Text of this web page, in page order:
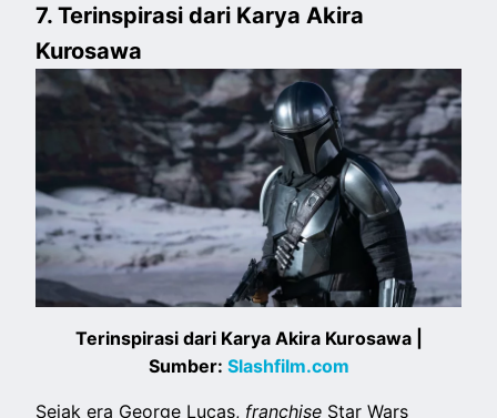
7. Terinspirasi dari Karya Akira
Kurosawa
Terinspirasi dari Karya Akira Kurosawa |
Sumber: Slashfilm.com
Sejak era George Lucas, franchise Star Wars